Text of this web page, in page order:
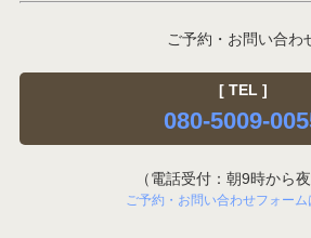
ご予約・お問い合わ
[ TEL ]
080-5009-
（電話受付：朝9時から夜
ご予約・お問い合わせフォーム